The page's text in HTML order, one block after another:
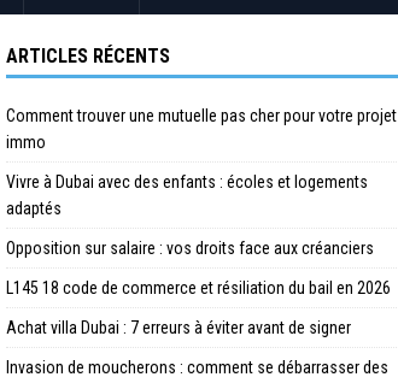
ARTICLES RÉCENTS
Comment trouver une mutuelle pas cher pour votre projet
immo
Vivre à Dubai avec des enfants : écoles et logements
adaptés
Opposition sur salaire : vos droits face aux créanciers
L145 18 code de commerce et résiliation du bail en 2026
Achat villa Dubai : 7 erreurs à éviter avant de signer
Invasion de moucherons : comment se débarrasser des